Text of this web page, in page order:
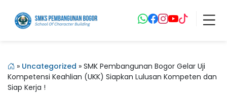
» Uncategorized » SMK Pembangunan Bogor Gelar Uji
Kompetensi Keahlian (UKK) Siapkan Lulusan Kompeten dan
Siap Kerja !